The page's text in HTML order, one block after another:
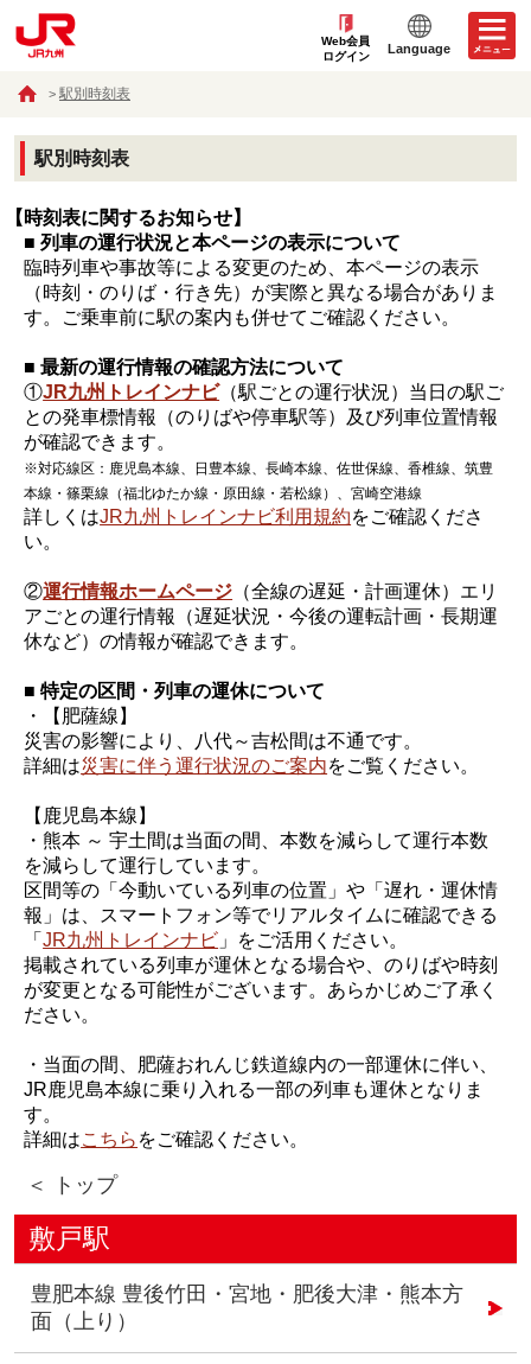
Web会員
ログイン
Language
駅別時刻表
駅別時刻表
【時刻表に関するお知らせ】
■ 列車の運行状況と本ページの表示について
臨時列車や事故等による変更のため、本ページの表示
（時刻・のりば・行き先）が実際と異なる場合がありま
す。ご乗車前に駅の案内も併せてご確認ください。
■ 最新の運行情報の確認方法について
①JR九州トレインナビ（駅ごとの運行状況）当日の駅ご
との発車標情報（のりばや停車駅等）及び列車位置情報
が確認できます。
※対応線区：鹿児島本線、日豊本線、長崎本線、佐世保線、香椎線、筑豊
本線・篠栗線（福北ゆたか線・原田線・若松線）、宮崎空港線
詳しくはJR九州トレインナビ利用規約をご確認くださ
い。
②運行情報ホームページ （全線の遅延・計画運休）エリ
アごとの運行情報（遅延状況・今後の運転計画・長期運
休など）の情報が確認できます。
■ 特定の区間・列車の運休について
・【肥薩線】
災害の影響により、八代～吉松間は不通です。
詳細は災害に伴う運行状況のご案内をご覧ください。
【鹿児島本線】
・熊本 ～ 宇土間は当面の間、本数を減らして運行本数
を減らして運行しています。
区間等の「今動いている列車の位置」や「遅れ・運休情
報」は、スマートフォン等でリアルタイムに確認できる
「JR九州トレインナビ 」をご活用ください。
掲載されている列車が運休となる場合や、のりばや時刻
が変更となる可能性がございます。あらかじめご了承く
ださい。
・当面の間、肥薩おれんじ鉄道線内の一部運休に伴い、
JR鹿児島本線に乗り入れる一部の列車も運休となりま
す。
詳細はこちら をご確認ください。
＜ トップ
敷戸駅
豊肥本線 豊後竹田・宮地・肥後大津・熊本方
面（上り）